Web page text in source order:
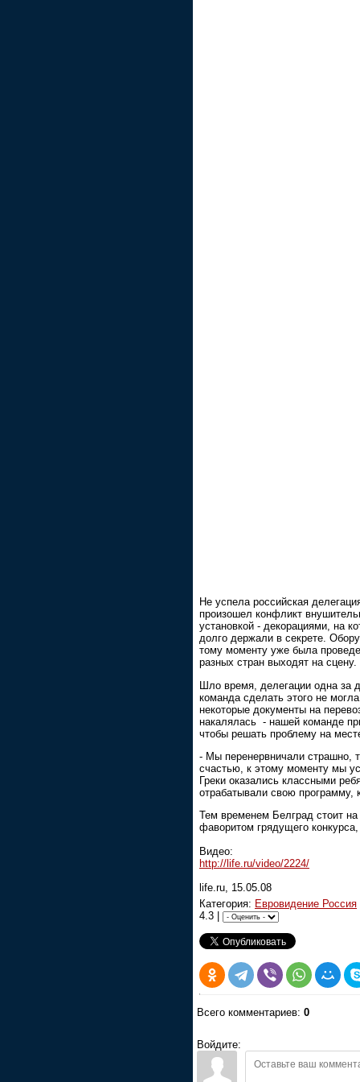
Не успела российская
произошел конфликт
установкой - декорациями, на
долго держали в секрете.
тому моменту уже была
разных стран выходят на
Шло время, делегации одна за
команда сделать этого не
некоторые документы на
накалялась - нашей команде
чтобы решать проблему на
- Мы перенервничали страшно,
счастью, к этому моменту мы
Греки оказались классными
отрабатывали свою программу,
Тем временем Белград стоит
фаворитом грядущего
Видео:
http://life.ru/video/2224/
life.ru, 15.05.08
Категория: Евровидение Россия
4.3 |
Всего комментариев: 0
Войдите: